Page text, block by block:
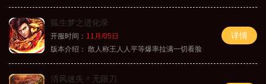
狐生梦之进化录
开服时间： 11月/05日
版本介绍： 散人称王人人平等爆率拉满一切看脸
详情
清风迷失〃无限刀